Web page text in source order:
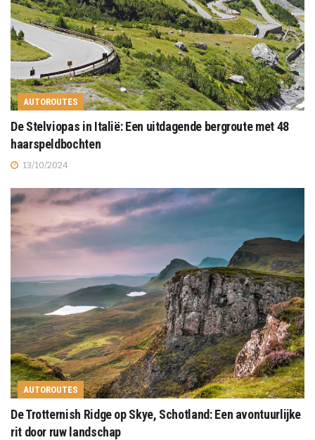
AUTOROUTES
De Stelviopas in Italië: Een uitdagende bergroute met 48
haarspeldbochten
13/10/2024
AUTOROUTES
De Trotternish Ridge op Skye, Schotland: Een avontuurlijke
rit door ruw landschap